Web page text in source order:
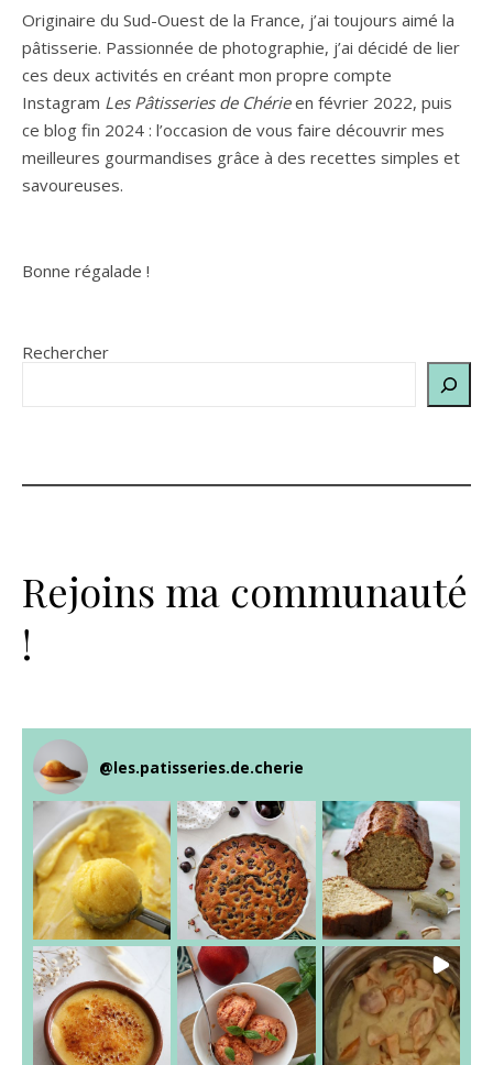
Originaire du Sud-Ouest de la France, j’ai toujours aimé la
pâtisserie. Passionnée de photographie, j’ai décidé de lier
ces deux activités en créant mon propre compte
Instagram Les Pâtisseries de Chérieen février 2022, puis
ce blog fin 2024 : l’occasion de vous faire découvrir mes
meilleures gourmandises grâce à des recettes simples et
savoureuses.
Bonne régalade !
Rechercher
Rejoins ma communauté
!
@les.patisseries.de.cherie